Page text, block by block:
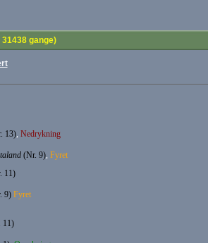
gange)
13), Nedrykning
(Nr. 9), Fyret
11)
9) Fyret